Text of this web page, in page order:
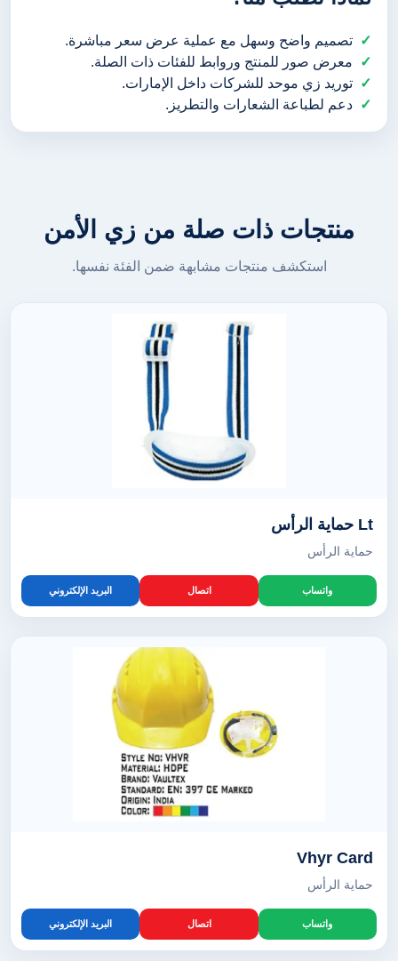
تصميم واضح وسهل مع عملية عرض سعر مباشرة.
معرض صور للمنتج وروابط للفئات ذات الصلة.
توريد زي موحد للشركات داخل الإمارات.
دعم لطباعة الشعارات والتطريز.
منتجات ذات صلة من زي الأمن
استكشف منتجات مشابهة ضمن الفئة نفسها.
Lt حماية الرأس
حماية الرأس
واتساب اتصال البريد الإلكتروني
Vhyr Card
حماية الرأس
واتساب اتصال البريد الإلكتروني